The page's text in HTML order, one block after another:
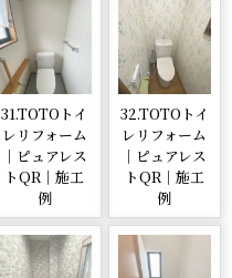
31.TOTOトイ
レリフォーム
｜ピュアレス
トQR｜施工
例
32.TOTOトイ
レリフォーム
｜ピュアレス
トQR｜施工
例